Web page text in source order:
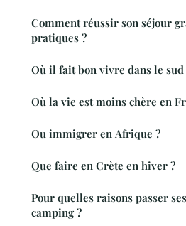
Comment réussir son séjour
pratiques ?
Où il fait bon vivre dans le sud
Où la vie est moins chère en
Ou immigrer en Afrique ?
Que faire en Crète en hiver ?
Pour quelles raisons passer
camping ?